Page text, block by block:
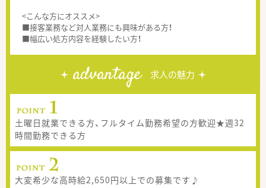
<こんな方にオススメ>
■接客業務など対人業務にも興味がある方！
■幅広い処方内容を経験したい方！
advantage 求人の魅力
土曜日就業できる方、フルタイム勤務希望の方歓迎★週32
時間勤務できる方
大変希少な高時給2,650円以上での募集です♪